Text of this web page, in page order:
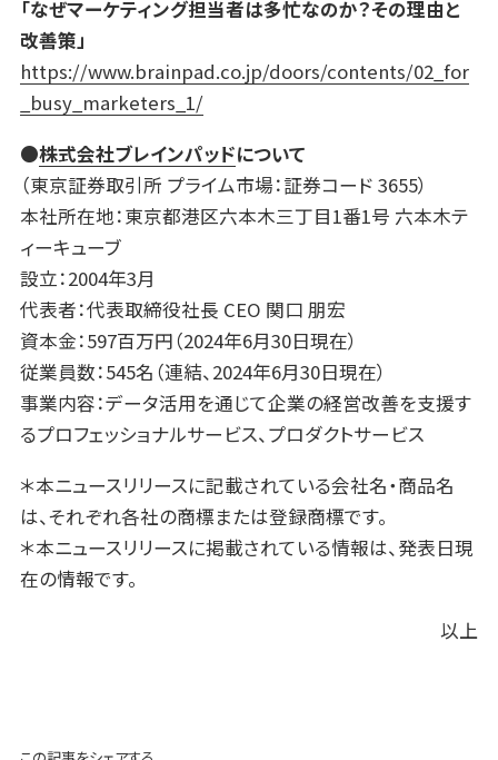
「なぜマーケティング担当者は多忙なのか？その理由と
改善策」
https://www.brainpad.co.jp/doors/contents/02_for
_busy_marketers_1/
●株式会社ブレインパッドについて
（東京証券取引所 プライム市場：証券コード 3655）
本社所在地：東京都港区六本木三丁目1番1号 六本木テ
ィーキューブ
設立：2004年3月
代表者：代表取締役社長 CEO 関口 朋宏
資本金：597百万円（2024年6月30日現在）
従業員数：545名（連結、2024年6月30日現在）
事業内容：データ活用を通じて企業の経営改善を支援す
るプロフェッショナルサービス、プロダクトサービス
＊本ニュースリリースに記載されている会社名・商品名
は、それぞれ各社の商標または登録商標です。
＊本ニュースリリースに掲載されている情報は、発表日現
在の情報です。
以上